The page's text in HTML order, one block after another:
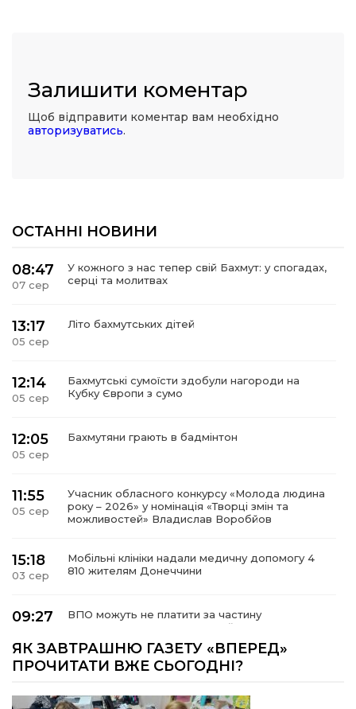
Залишити коментар
Щоб відправити коментар вам необхідно
авторизуватись.
ОСТАННІ НОВИНИ
08:47
07 сер
У кожного з нас тепер свій Бахмут: у спогадах,
серці та молитвах
13:17
05 сер
Літо бахмутських дітей
12:14
05 сер
Бахмутські сумоїсти здобули нагороди на
Кубку Європи з сумо
12:05
05 сер
Бахмутяни грають в бадмінтон
11:55
05 сер
Учасник обласного конкурсу «Молода людина
року – 2026» у номінація «Творці змін та
можливостей» Владислав Воробйов
15:18
03 сер
Мобільні клініки надали медичну допомогу 4
810 жителям Донеччини
09:27
ВПО можуть не платити за частину
комунальних послуг: про що йдеться
14:12
Досі ВПО? Юристка розповіла, коли
внутрішньо переміщеної особи
ЯК ЗАВТРАШНЮ ГАЗЕТУ «ВПЕРЕД»
ПРОЧИТАТИ ВЖЕ СЬОГОДНІ?